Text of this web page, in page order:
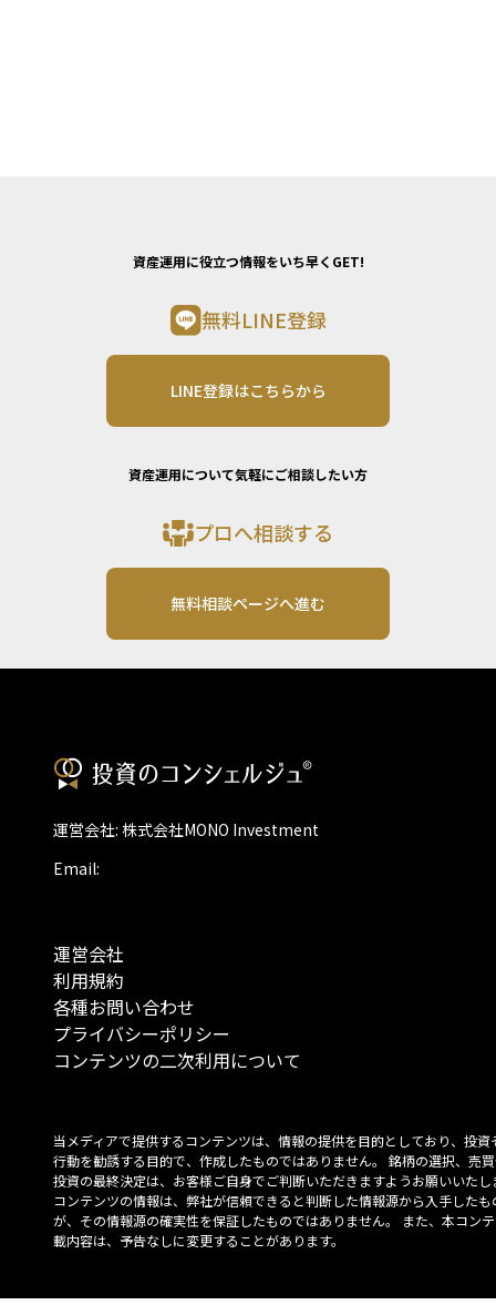
資産運用に役立つ情報をいち早くGET!
無料LINE登録
LINE登録はこちらから
資産運用について気軽にご相談したい方
プロへ相談する
無料相談ページへ進む
運営会社: 株式会社MONO Investment
Email:
運営会社
利用規約
各種お問い合わせ
プライバシーポリシー
コンテンツの二次利用について
当メディアで提供するコンテンツは、情報の提供を目的としており、投資
行動を勧誘する目的で、作成したものではありません。 銘柄の選択、売
投資の最終決定は、お客様ご自身でご判断いただきますようお願いいたし
コンテンツの情報は、弊社が信頼できると判断した情報源から入手したも
が、その情報源の確実性を保証したものではありません。 また、本コン
載内容は、予告なしに変更することがあります。